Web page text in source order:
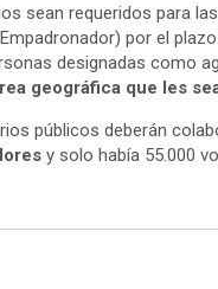
sean requeridos para
por el
designadas como
geográfica que les
públicos deberán
y solo había 55.000